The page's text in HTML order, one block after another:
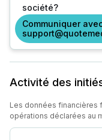
société?
Communiquer
Activité des
Les données financières
opérations déclarées au